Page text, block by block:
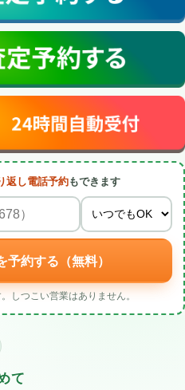
返し電話予約もできます
予約する（無料）
しつこい営業はありません。
て